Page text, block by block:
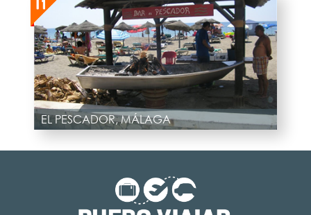
EL PESCADOR, MÁLAGA